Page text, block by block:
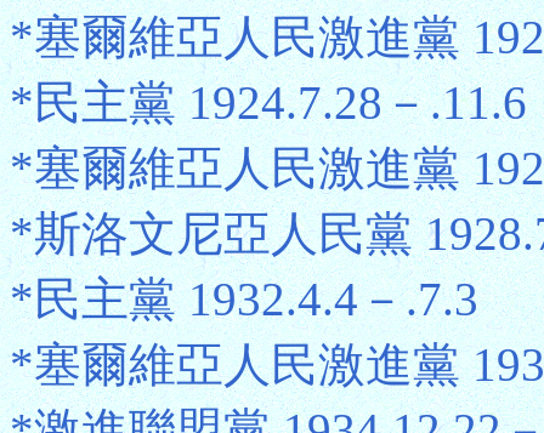
*塞爾維亞人民激進黨
*民主黨 1924.7.28－.11.6
*塞爾維亞人民激進黨
*斯洛文尼亞人民黨
*民主黨 1932.4.4－.7.3
*塞爾維亞人民激進黨